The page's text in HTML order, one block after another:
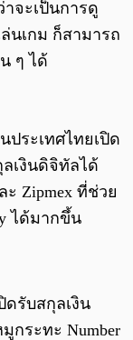
จะเป็นการดู
นเกม ก็สามารถ
ๆ ได้
ระเทศไทยเปิด
เงินดิจิทัลได้
Zipmex ที่ช่วย
ได้มากขึ้น
รับสกุลเงิน
กระทะ Number